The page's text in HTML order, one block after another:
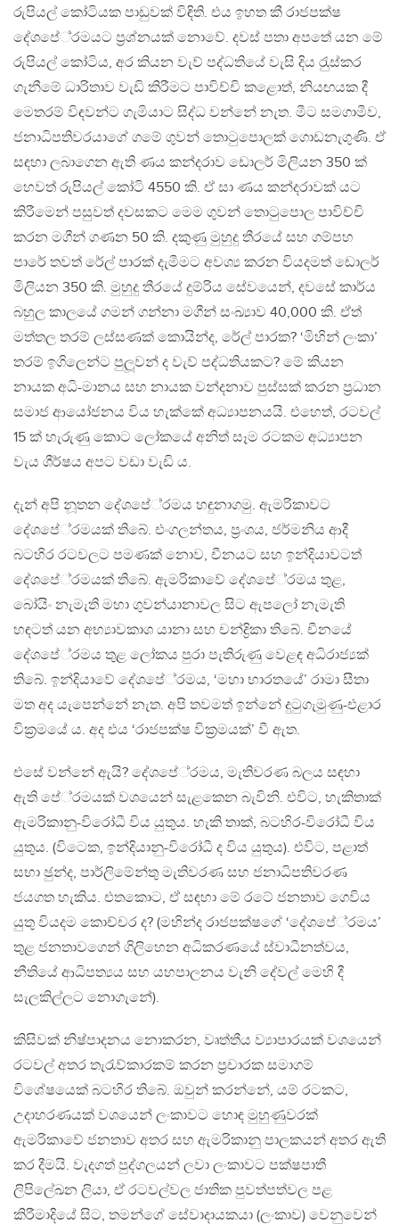
රුපියල් කෝටියක පාඩුවක් විඳිති. එය ඉහත කී රාජපක්ෂ
දේශපේ‍්‍රමයට ප‍්‍රශ්නයක් නොවේ. දවස් පතා අපතේ යන මේ
රුපියල් කෝටිය, අර කියන වැව් පද්ධතියේ වැසි දිය රැුස්කර
ගැනීමේ ධාරිතාව වැඩි කිරීමට පාවිච්චි කළොත්, නියඟයක දී
මෙතරම් විඳවන්ට ගැමියාට සිද්ධ වන්නේ නැත. මීට සමගාමීව,
ජනාධිපතිවරයාගේ ගමේ ගුවන් තොටුපොලක් ගොඩනැගුණි. ඒ
සඳහා ලබාගෙන ඇති ණය කන්දරාව ඩොලර් මිලියන 350 ක්
හෙවත් රුපියල් කෝටි 4550 කි. ඒ සා ණය කන්දරාවක් යට
කිරීමෙන් පසුවත් දවසකට මෙම ගුවන් තොටුපොල පාවිච්චි
කරන මගීන් ගණන 50 කි. දකුණු මුහුදු තීරයේ සහ ගම්පහ
පාරේ තවත් රේල් පාරක් දැමීමට අවශ්‍ය කරන වියදමත් ඩොලර්
මිලියන 350 කි. මුහුදු තීරයේ දුම්රිය සේවයෙන්, දවසේ කාර්ය
බහුල කාලයේ ගමන් ගන්නා මගීන් සංඛ්‍යාව 40,000 කි. ඒත්
මත්තල තරම් ලස්සණක් කොයින්ද, රේල් පාරක? ‘මිහින් ලංකා’
තරම් ඉගිලෙන්ට පුලූවන් ද වැව් පද්ධතියකට? මේ කියන
නායක අධි-මානය සහ නායක වන්දනාව පුස්සක් කරන ප‍්‍රධාන
සමාජ ආයෝජනය විය හැක්කේ අධ්‍යාපනයයි. එහෙත්, රටවල්
15 ක් හැරුණු කොට ලෝකයේ අනිත් සෑම රටකම අධ්‍යාපන
වැය ශීර්ෂය අපට වඩා වැඩි ය.
දැන් අපි නූතන දේශපේ‍්‍රමය හඳුනාගමු. ඇමරිකාවට
දේශපේ‍්‍රමයක් තිබේ. එංගලන්තය, ප‍්‍රංශය, ජර්මනිය ආදී
බටහිර රටවලට පමණක් නොව, චීනයට සහ ඉන්දියාවටත්
දේශපේ‍්‍රමයක් තිබේ. ඇමරිකාවේ දේශපේ‍්‍රමය තුළ,
බෝයිං නැමැති මහා ගුවන්යානාවල සිට ඇපලෝ නැමැති
හඳටත් යන අභ්‍යාවකාශ යානා සහ චන්ද්‍රිකා තිබේ. චීනයේ
දේශපේ‍්‍රමය තුළ ලෝකය පුරා පැතිරුණු වෙළඳ අධිරාජ්‍යක්
තිබේ. ඉන්දියාවේ දේශපේ‍්‍රමය, ‘මහා භාරතයේ’ රාමා සීතා
මත අද යැපෙන්නේ නැත. අපි තවමත් ඉන්නේ දුටුගැමුණු-එළාර
වික‍්‍රමයේ ය. අද එය ‘රාජපක්ෂ වික‍්‍රමයක්’ වී ඇත.
එසේ වන්නේ ඇයි? දේශපේ‍්‍රමය, මැතිවරණ බලය සඳහා
ඇති පේ‍්‍රමයක් වශයෙන් සැළකෙන බැවිනි. එවිට, හැකිතාක්
ඇමරිකානු-විරෝධී විය යුතුය. හැකි තාක්, බටහිර-විරෝධී විය
යුතුය. (විටෙක, ඉන්දියානු-විරෝධී ද විය යුතුය). එවිට, පළාත්
සභා ඡුන්ද, පාර්ලිමේන්තු මැතිවරණ සහ ජනාධිපතිවරණ
ජයගත හැකිය. එතකොට, ඒ සඳහා මේ රටේ ජනතාව ගෙවිය
යුතු වියදම කොච්චර ද? (මහින්ද රාජපක්ෂගේ ‘දේශපේ‍්‍රමය’
තුළ ජනතාවගෙන් ගිලිහෙන අධිකරණයේ ස්වාධීනත්වය,
නීතියේ ආධිපත්‍යය සහ යහපාලනය වැනි දේවල් මෙහි දී
සැලකිල්ලට නොගැනේ).
කිසිවක් නිෂ්පාදනය නොකරන, වෘත්තීය ව්‍යාපාරයක් වශයෙන්
රටවල් අතර තැරැව්කාරකම් කරන ප‍්‍රචාරක සමාගම්
විශේෂයෙක් බටහිර තිබේ. ඔවුන් කරන්නේ, යම් රටකට,
උදාහරණයක් වශයෙන් ලංකාවට හොඳ මුහුණුවරක්
ඇමරිකාවේ ජනතාව අතර සහ ඇමරිකානු පාලකයන් අතර ඇති
කර දීමයි. වැදගත් පුද්ගලයන් ලවා ලංකාවට පක්ෂපාතී
ලිපිලේඛන ලියා, ඒ රටවල්වල ජාතික පුවත්පත්වල පළ
කිරීමාදියේ සිට, තමන්ගේ සේවාදායකයා (ලංකාව) වෙනුවෙන්